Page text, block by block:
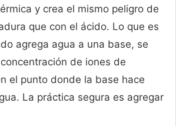
y crea el mismo peligro de
que con el ácido. Lo que es
agrega agua a una base, se
de iones de
el punto donde la base hace
La práctica segura es agregar